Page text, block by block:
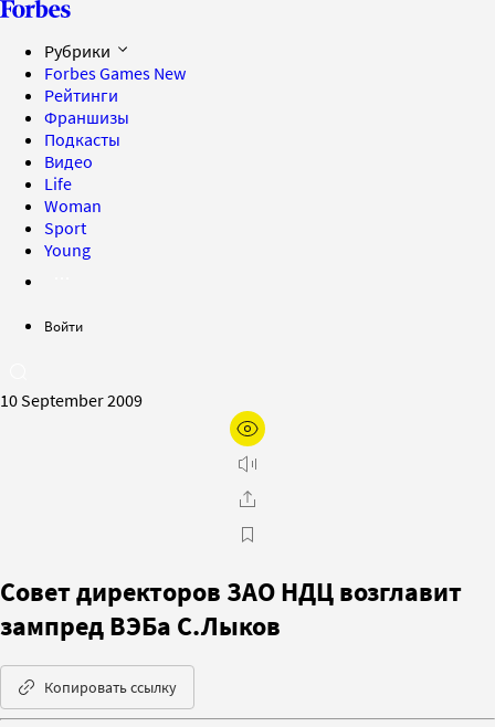
Рубрики
Forbes Games New
Рейтинги
Франшизы
Подкасты
Видео
Life
Woman
Sport
Young
Войти
10 September 2009
Совет директоров ЗАО НДЦ возглавит
зампред ВЭБа С.Лыков
Копировать ссылку